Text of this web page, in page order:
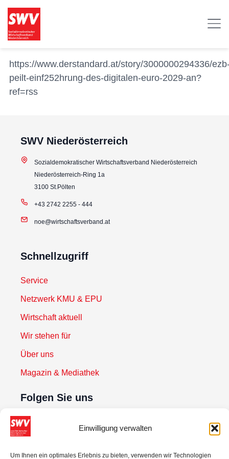
Einwilligung verwalten
Um Ihnen ein optimales Erlebnis zu bieten, verwenden wir Technologien
https://www.derstandard.at/story/3000000294336/
peilt-einf252hrung-des-digitalen-euro-2029-an?
ref=rss
SWV Niederösterreich
Sozialdemokratischer Wirtschaftsverband Niederösterreich
Niederösterreich-Ring 1a
3100 St.Pölten
+43 2742 2255 - 444
noe@wirtschaftsverband.at
Schnellzugriff
Service
Netzwerk KMU & EPU
Wirtschaft aktuell
Wir stehen für
Über uns
Magazin & Mediathek
Folgen Sie uns